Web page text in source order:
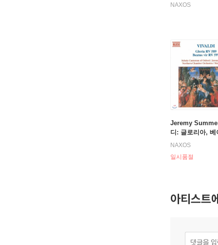
NAXOS
Jeremy
디: 글로리아, 베
비르 (Vivaldi:
NAXOS
일시품절
아티스트